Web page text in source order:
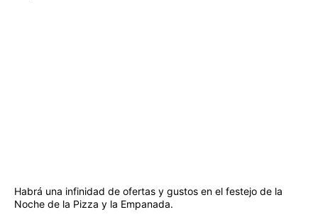
Habrá una infinidad de ofertas y gustos en el festejo de la
Noche de la Pizza y la Empanada.